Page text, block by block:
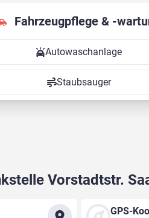
Fahrzeugpflege & -
Autowaschanlage
Staubsauger
Vorstadtstr.
GPS-